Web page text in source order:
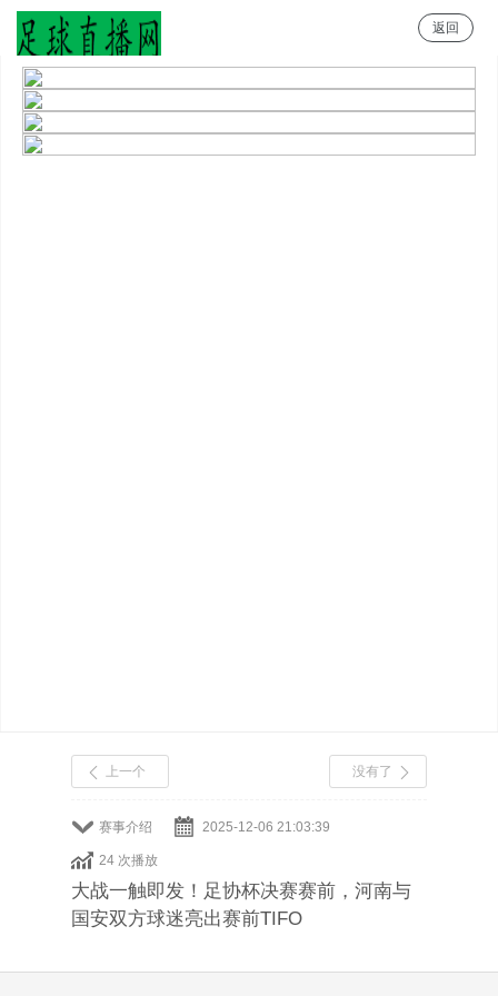
足球直播网
返回
赛事介绍 2025-12-06 21:03:39
24 次播放
上一个 没有了
大战一触即发！足协杯决赛赛前，河南与
国安双方球迷亮出赛前TIFO